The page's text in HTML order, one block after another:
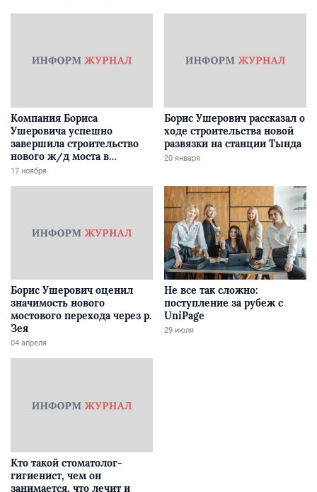
Компания Бориса
Ушеровича успешно
завершила строительство
нового ж/д моста в
Забайкалье
17 ноября
Борис Ушерович рассказал о
ходе строительства новой
развязки на станции Тында
20 января
Борис Ушерович оценил
значимость нового
мостового перехода через р.
Зея
04 апреля
Не все так сложно:
поступление за рубеж с
UniPage
29 июля
Кто такой стоматолог-
гигиенист, чем он
занимается, что лечит и